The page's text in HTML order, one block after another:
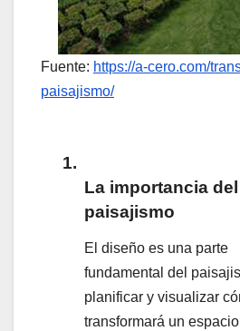
Fuente: https://a-cero.com/
paisajismo/
1.
La importancia
paisajismo
El diseño es una parte
fundamental del
planificar y visualizar
transformará un